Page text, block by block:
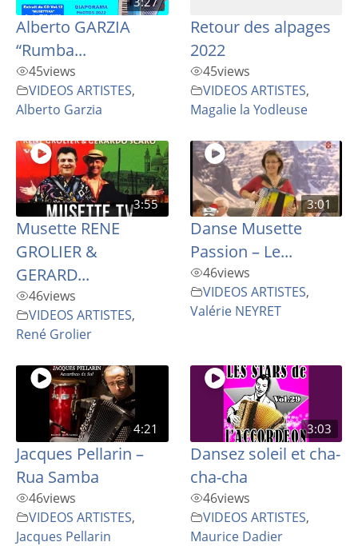
Alberto GARZIA
“Rumba...
45views
VIDEOS ARTISTES,
Alberto Garzia
Retour des alpages
2022
45views
VIDEOS ARTISTES,
Magalie la Yodleuse
3:55
Musette RENE
GROLIER &
GERARD...
46views
VIDEOS ARTISTES,
René Grolier
3:01
Danse Musette
Passion – Le...
46views
VIDEOS ARTISTES,
Valérie NEYRET
4:21
Jacques Pellarin –
Rua Samba
46views
VIDEOS ARTISTES,
Jacques Pellarin
3:03
Dansez soleil et cha-
cha-cha
46views
VIDEOS ARTISTES,
Maurice Dadier